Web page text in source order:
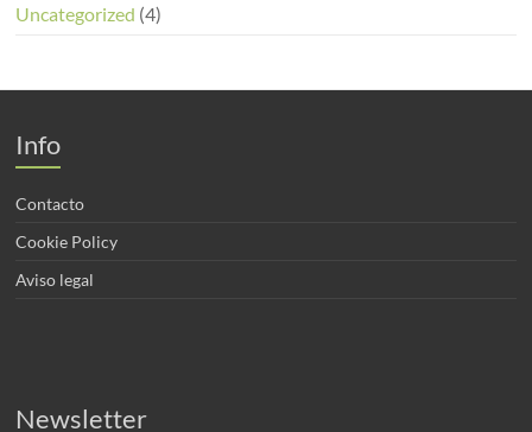
Uncategorized (4)
Info
Contacto
Cookie Policy
Aviso legal
Newsletter